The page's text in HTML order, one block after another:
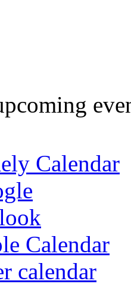
Calendar
Calendar
calendar